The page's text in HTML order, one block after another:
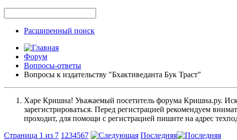
Расширенный поиск
Форум
Вопросы-ответы
Вопросы к издательству "Бхактиведанта Бук Траст"
Харе Кришна! Уважаемый посетитель форума Кришна.ру.
зарегистрироваться. Перед регистрацией рекомендуем
проходит, для помощи с регистрацией пишите на адрес
Страница 1 из 7 1 234567 Последняя